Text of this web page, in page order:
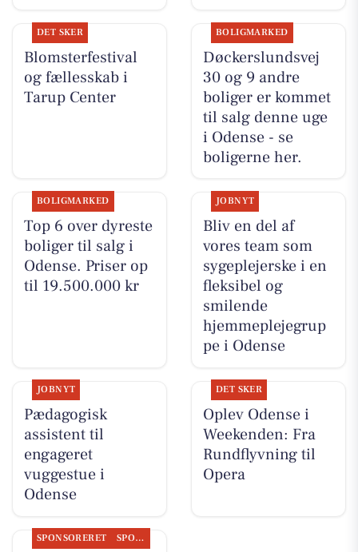
DET SKER
Blomsterfestival
og fællesskab i
Tarup Center
BOLIGMARKED
Døckerslundsvej
30 og 9 andre
boliger er kommet
til salg denne uge
i Odense - se
boligerne her.
BOLIGMARKED
Top 6 over dyreste
boliger til salg i
Odense. Priser op
til 19.500.000 kr
JOBNYT
Bliv en del af
vores team som
sygeplejerske i en
fleksibel og
smilende
hjemmeplejegrup
pe i Odense
JOBNYT
Pædagogisk
assistent til
engageret
vuggestue i
Odense
DET SKER
Oplev Odense i
Weekenden: Fra
Rundflyvning til
Opera
SPONSORERET SPONSORERET INDHOLD